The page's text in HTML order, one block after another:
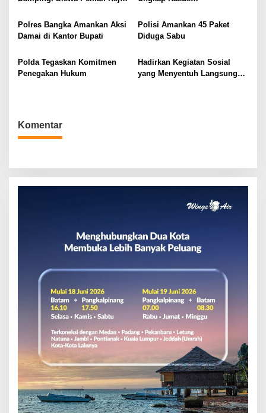
o
s
Polres Bangka Amankan Aksi
Damai di Kantor Bupati
Polisi Amankan 45 Paket
Diduga Sabu
Polda Tegaskan Komitmen
Penegakan Hukum
Hadirkan Kegiatan Sosial
yang Menyentuh Langsung
Komentar